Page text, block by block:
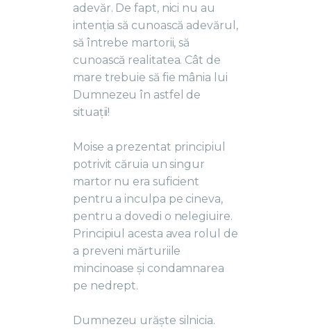
adevăr. De fapt, nici nu au
intenția să cunoască adevărul,
să întrebe martorii, să
cunoască realitatea. Cât de
mare trebuie să fie mânia lui
Dumnezeu în astfel de
situații!
Moise a prezentat principiul
potrivit căruia un singur
martor nu era suficient
pentru a inculpa pe cineva,
pentru a dovedi o nelegiuire.
Principiul acesta avea rolul de
a preveni mărturiile
mincinoase și condamnarea
pe nedrept.
Dumnezeu urăște silnicia.